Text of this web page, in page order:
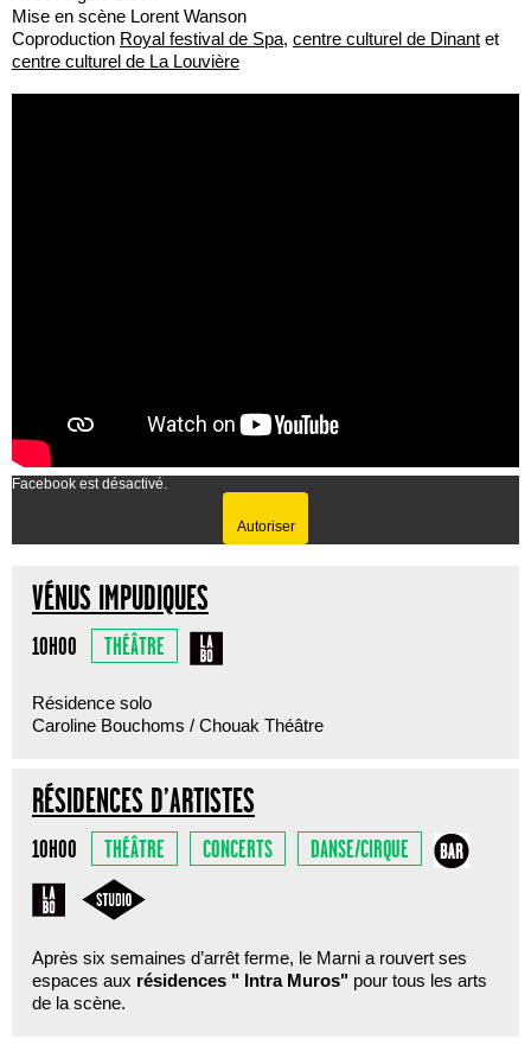
Mise en scène Lorent Wanson
Coproduction Royal festival de Spa, centre culturel de Dinant et
centre culturel de La Louvière
Facebook est désactivé.
Autoriser
VÉNUS IMPUDIQUES
10H00 THÉÂTRE
Résidence solo
Caroline Bouchoms / Chouak Théâtre
RÉSIDENCES D’ARTISTES
10H00 THÉÂTRE CONCERTS DANSE/CIRQUE
Après six semaines d’arrêt ferme, le Marni a rouvert ses
espaces aux résidences " Intra Muros" pour tous les arts
de la scène.